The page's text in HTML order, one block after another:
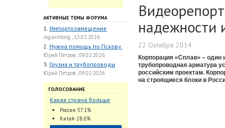
АКТИВНЫЕ ТЕМЫ ФОРУМА
1. Импортозамещение
mg.armtorg , 13.02.2026
2. Нужна помощь по Пскову.
Юрий Петров , 09.02.2026
3. Грузия и трубопроводы
Юрий Петров , 09.02.2026
ГОЛОСОВАНИЕ
Какая страна больше
всего поставляет
трубопроводную
арматуру в химическую
Россия-57.1%
Китай-28.6%
надежности
22 Октября 2014
Корпорация «Сплав» –
трубопроводная арматура
российским проектам.
на строящиеся блоки в